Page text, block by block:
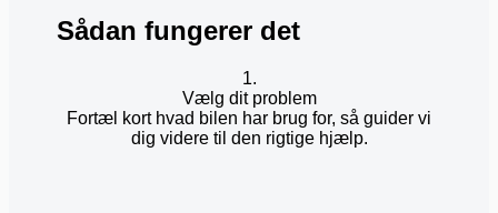
Sådan fungerer det
1.
Vælg dit problem
Fortæl kort hvad bilen har brug for, så guider vi
dig videre til den rigtige hjælp.